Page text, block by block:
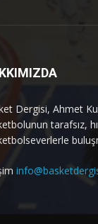
Dergisi, Ahmet
tarafsız,